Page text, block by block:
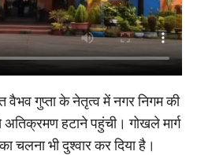
वैभव गुप्ता के नेतृत्व में नगर निगम की
हटाने पहुंची। गोखले मार्ग
चलना भी दुश्वार कर दिया है।